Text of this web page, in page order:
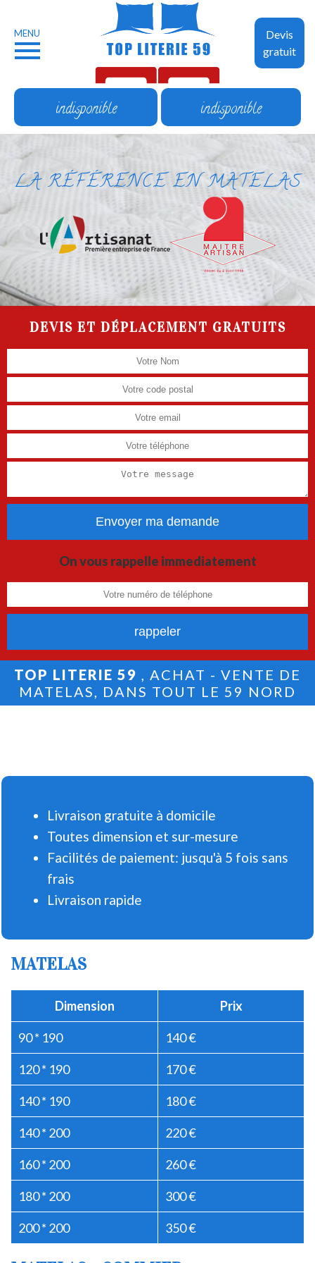
Devis
gratuit
MENU
indisponible indisponible
LA RÉFÉRENCE EN MATELAS
DEVIS ET DÉPLACEMENT GRATUITS
On vous rappelle immediatement
TOP LITERIE 59 , ACHAT - VENTE DE
MATELAS, DANS TOUT LE 59 NORD
Livraison gratuite à domicile
Toutes dimension et sur-mesure
Facilités de paiement: jusqu'à 5 fois sans
frais
Livraison rapide
MATELAS
Dimension Prix
90 * 190 140 €
120 * 190 170 €
140 * 190 180 €
140 * 200 220 €
160 * 200 260 €
180 * 200 300 €
200 * 200 350 €